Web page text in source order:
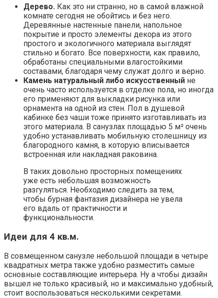
Дерево. Как это ни странно, но в самой влажной
комнате сегодня не обойтись и без него.
Деревянные настенные панели, напольное
покрытие и просто элементы декора из этого
простого и экологичного материала выглядят
стильно и богато. Все поверхности, как правило,
обработаны специальными влагостойкими
составами, благодаря чему служат долго и верно.
Камень натуральный либо искусственный не
очень часто используется в отделке пола, но иногда
его применяют для выкладки рисунка или
орнамента на одной из стен. Пол в душевой
кабинке без чаши тоже принято изготавливать из
этого материала. В санузлах площадью 5 м² очень
удобно устанавливать мобильную столешницу из
благородного камня, в которую вписывается
встроенная или накладная раковина.
В таких довольно просторных помещениях
уже есть небольшая возможность
разгуляться. Необходимо следить за тем,
чтобы бурная фантазия дизайнера не увела
его вдаль от практичности и
функциональности.
Идеи для 4 кв.м.
В совмещенном санузле небольшой площади в четыре
квадратных метра также удобно разместить самые
основные составляющие интерьера. Ну а чтобы дизайн
вышел не только красивый, но и максимально удобный,
стоит воспользоваться несколькими секретами.